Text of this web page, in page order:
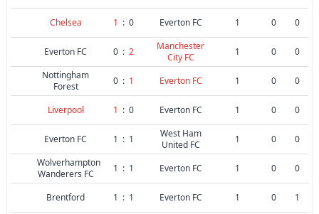
Chelsea 1 : 0 Everton FC 1 0 0
Everton FC 0 : 2
Manchester
City FC
1 0
0
Nottingham
Forest
0 : 1 Everton FC 1 0 0
Liverpool 1 : 0 Everton FC 1 0 0
Everton FC 1 : 1
West Ham
United FC
1 0
0
Wolverhampton
Wanderers FC
1 : 1 Everton FC 1 0 0
Brentford 1 : 1 Everton FC 1 0 1